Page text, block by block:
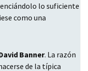
lo suficiente
como una
Banner. La razón
de la típica